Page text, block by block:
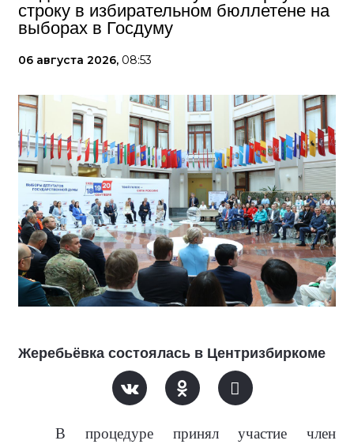
строку в избирательном бюллетене на
выборах в Госдуму
06 августа 2026, 08:53
Жеребьёвка состоялась в Центризбиркоме
В процедуре принял участие член